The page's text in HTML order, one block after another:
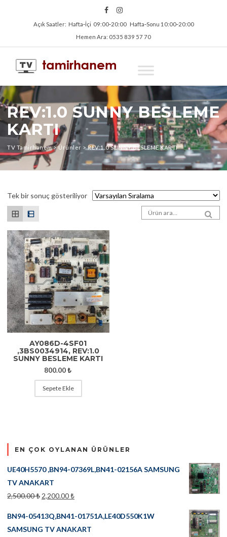
Açık Saatler: Hafta‑İçi 09:00‑20:00 Hafta‑Sonu 10:00‑20:00
Hemen Ara: 0535 839 57 70
REV:1.0 SUNNY BESLEME
KARTI
TV Tamirhanem>Ürünler >REV:1.0 SUNNY BESLEME KARTI
Tek bir sonuç gösteriliyor
Arama sonuçları:
AY086D-4SF01
,3BS0034914, REV:1.0
SUNNY BESLEME KARTI
800.00₺
Sepete Ekle
EN ÇOK OYLANAN ÜRÜNLER
UE40H5570 ,BN94-07369L,BN41-02156A SAMSUNG
TV ANAKART
2,500.00₺ 2,200.00₺
BN94-05413Q,BN41-01751A,LE40D550K1W
SAMSUNG TV ANAKART